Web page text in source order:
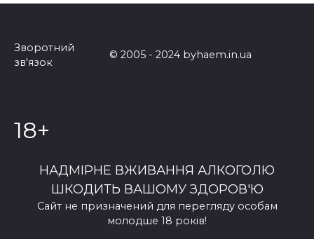
Зворотний
зв'язок
© 2005 - 2024 byhaem.in.ua
18+
НАДМІРНЕ ВЖИВАННЯ АЛКОГОЛЮ
ШКОДИТЬ ВАШОМУ ЗДОРОВ'Ю
Сайт не призначений для перегляду особам
молодше 18 років!